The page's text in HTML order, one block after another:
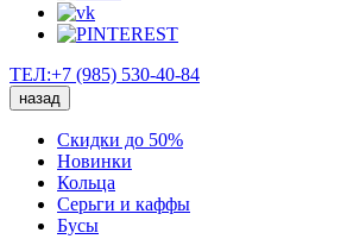
ТЕЛ:+7 (985) 530-40-84
назад
Скидки до 50%
Новинки
Кольца
Серьги и каффы
Бусы